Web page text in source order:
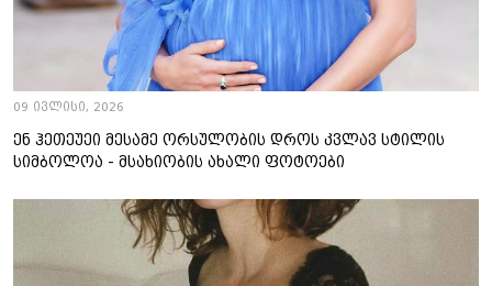
09 ივლისი, 2026
ენ ჰეთეუეი მესამე ორსულობის დროს კვლავ სტილის
სიმბოლოა - მსახიობის ახალი ფოტოები